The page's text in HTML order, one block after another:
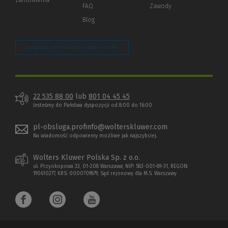
FAQ
Blog
Zawody
Zarządzaj preferencjami plików cookie
22 535 88 00 lub 801 04 45 45
Jesteśmy do Państwa dyspozycji od 8:00 do 16:00
pl-obsluga.profinfo@wolterskluwer.com
Na wiadomość odpowiemy możliwe jak najszybciej.
Wolters Kluwer Polska Sp. z o.o.
ul. Przyokopowa 33, 01-208 Warszawa; NIP: 583-001-89-31, REGON:
190610277, KRS: 0000709879, Sąd rejonowy dla M.S. Warszawy